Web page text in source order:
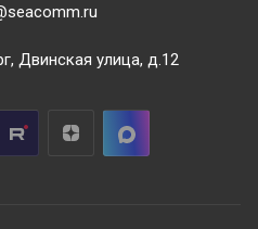
Двинская улица, д.12